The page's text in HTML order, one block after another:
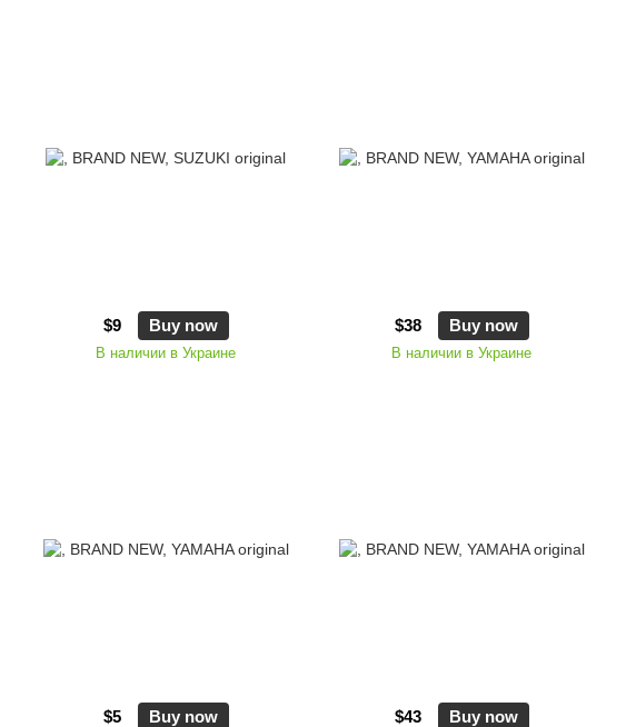
$9 Buy now
В наличии в Украине
$38 Buy now
В наличии в Украине
$5 Buy now $43 Buy now